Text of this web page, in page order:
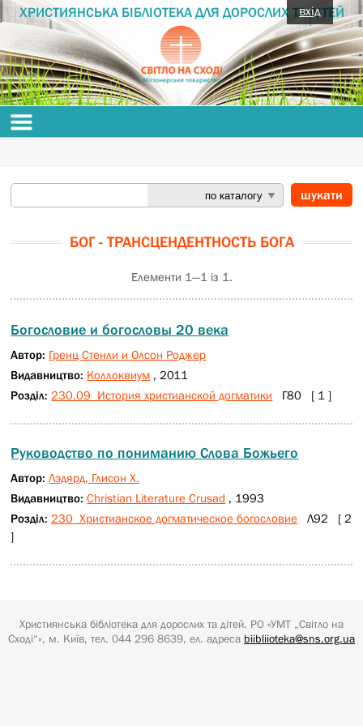
ХРИСТИЯНСЬКА БІБЛІОТЕКА ДЛЯ ДОРОСЛИХ ТА ДІТЕЙ
БОГ - ТРАНСЦЕНДЕНТНОСТЬ БОГА
Елементи 1—1 із 1.
Богословие и богословы 20 века
Автор: Гренц Стенли и Олсон Роджер
Видавництво: Коллоквиум , 2011
Розділ: 230.09 История христианской догматики Г80 [ 1 ]
Руководство по пониманию Слова Божьего
Автор:Лэдярд, Глисон Х.
Видавництво:Christian Literature Crusad , 1993
Розділ: 230 Христианское догматическое богословие Л92 [ 2
]
Християнська бібліотека для дорослих та дітей. РО «УМТ „Світло на
Сході“», м. Київ, тел. 044 296 8639, ел. адреса biibliioteka@sns.org.ua
вхід